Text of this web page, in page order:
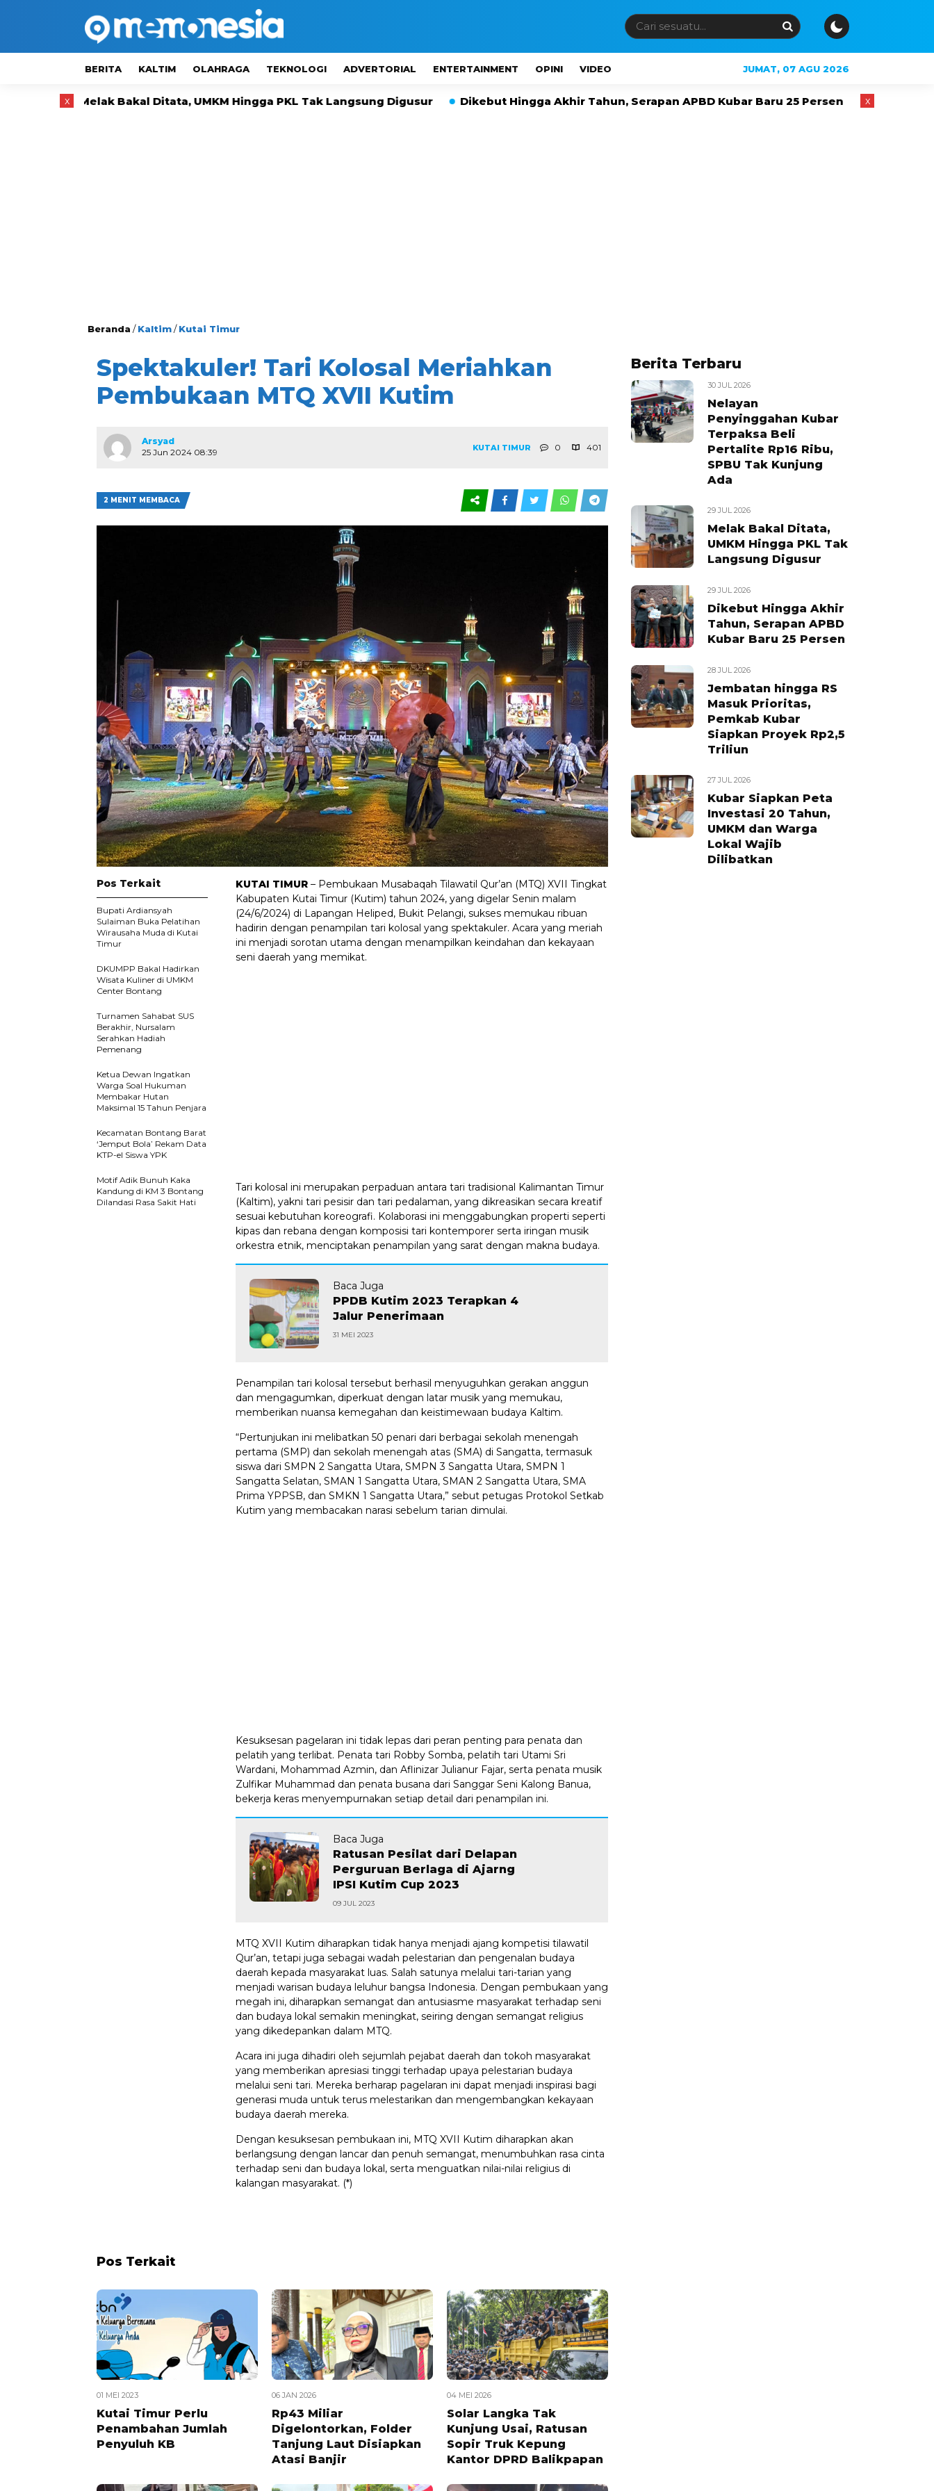
BERITA KALTIM OLAHRAGA TEKNOLOGI ADVERTORIAL ENTERTAINMENT OPINI VIDEO JUMAT, 07 AGU 2026
Bakal Ditata, UMKM Hingga PKL Tak Langsung Digusur Dikebut Hingga Akhir Tahun, Serapan APBD Kubar Baru 25 Persen Jembatan hingga RS
Beranda /Kaltim/Kutai Timur
Spektakuler! Tari Kolosal Meriahkan
Pembukaan MTQ XVII Kutim
Arsyad
25 Jun 2024 08:39
KUTAI TIMUR 0 401
2 MENIT MEMBACA
KUTAI TIMUR – Pembukaan Musabaqah Tilawatil Qur’an (MTQ) XVII Tingkat
Kabupaten Kutai Timur (Kutim) tahun 2024, yang digelar Senin malam
(24/6/2024) di Lapangan Heliped, Bukit Pelangi, sukses memukau ribuan
hadirin dengan penampilan tari kolosal yang spektakuler. Acara yang meriah
ini menjadi sorotan utama dengan menampilkan keindahan dan kekayaan
seni daerah yang memikat.
Tari kolosal ini merupakan perpaduan antara tari tradisional Kalimantan Timur
(Kaltim), yakni tari pesisir dan tari pedalaman, yang dikreasikan secara kreatif
sesuai kebutuhan koreografi. Kolaborasi ini menggabungkan properti seperti
kipas dan rebana dengan komposisi tari kontemporer serta iringan musik
orkestra etnik, menciptakan penampilan yang sarat dengan makna budaya.
Baca Juga
PPDB Kutim 2023 Terapkan 4
Jalur Penerimaan
31 MEI 2023
Penampilan tari kolosal tersebut berhasil menyuguhkan gerakan anggun
dan mengagumkan, diperkuat dengan latar musik yang memukau,
memberikan nuansa kemegahan dan keistimewaan budaya Kaltim.
“Pertunjukan ini melibatkan 50 penari dari berbagai sekolah menengah
pertama (SMP) dan sekolah menengah atas (SMA) di Sangatta, termasuk
siswa dari SMPN 2 Sangatta Utara, SMPN 3 Sangatta Utara, SMPN 1
Sangatta Selatan, SMAN 1 Sangatta Utara, SMAN 2 Sangatta Utara, SMA
Prima YPPSB, dan SMKN 1 Sangatta Utara,” sebut petugas Protokol Setkab
Kutim yang membacakan narasi sebelum tarian dimulai.
Kesuksesan pagelaran ini tidak lepas dari peran penting para penata dan
pelatih yang terlibat. Penata tari Robby Somba, pelatih tari Utami Sri
Wardani, Mohammad Azmin, dan Aflinizar Julianur Fajar, serta penata musik
Zulfikar Muhammad dan penata busana dari Sanggar Seni Kalong Banua,
bekerja keras menyempurnakan setiap detail dari penampilan ini.
Baca Juga
Ratusan Pesilat dari Delapan
Perguruan Berlaga di Ajarng
IPSI Kutim Cup 2023
09 JUL 2023
MTQ XVII Kutim diharapkan tidak hanya menjadi ajang kompetisi tilawatil
Qur’an, tetapi juga sebagai wadah pelestarian dan pengenalan budaya
daerah kepada masyarakat luas. Salah satunya melalui tari-tarian yang
menjadi warisan budaya leluhur bangsa Indonesia. Dengan pembukaan yang
megah ini, diharapkan semangat dan antusiasme masyarakat terhadap seni
dan budaya lokal semakin meningkat, seiring dengan semangat religius
yang dikedepankan dalam MTQ.
Acara ini juga dihadiri oleh sejumlah pejabat daerah dan tokoh masyarakat
yang memberikan apresiasi tinggi terhadap upaya pelestarian budaya
melalui seni tari. Mereka berharap pagelaran ini dapat menjadi inspirasi bagi
generasi muda untuk terus melestarikan dan mengembangkan kekayaan
budaya daerah mereka.
Dengan kesuksesan pembukaan ini, MTQ XVII Kutim diharapkan akan
berlangsung dengan lancar dan penuh semangat, menumbuhkan rasa cinta
terhadap seni dan budaya lokal, serta menguatkan nilai-nilai religius di
kalangan masyarakat. (*)
Pos Terkait
Bupati Ardiansyah
Sulaiman Buka Pelatihan
Wirausaha Muda di Kutai
Timur
DKUMPP Bakal Hadirkan
Wisata Kuliner di UMKM
Center Bontang
Turnamen Sahabat SUS
Berakhir, Nursalam
Serahkan Hadiah
Pemenang
Ketua Dewan Ingatkan
Warga Soal Hukuman
Membakar Hutan
Maksimal 15 Tahun Penjara
Kecamatan Bontang Barat
‘Jemput Bola’ Rekam Data
KTP-el Siswa YPK
Motif Adik Bunuh Kaka
Kandung di KM 3 Bontang
Dilandasi Rasa Sakit Hati
Pos Terkait
01 MEI 2023
Kutai Timur Perlu
Penambahan Jumlah
Penyuluh KB
06 JAN 2026
Rp43 Miliar
Digelontorkan, Folder
Tanjung Laut Disiapkan
Atasi Banjir
04 MEI 2026
Solar Langka Tak
Kunjung Usai, Ratusan
Sopir Truk Kepung
Kantor DPRD Balikpapan
Berita Terbaru
30 JUL 2026
Nelayan
Penyinggahan Kubar
Terpaksa Beli
Pertalite Rp16 Ribu,
SPBU Tak Kunjung
Ada
29 JUL 2026
Melak Bakal Ditata,
UMKM Hingga PKL Tak
Langsung Digusur
29 JUL 2026
Dikebut Hingga Akhir
Tahun, Serapan APBD
Kubar Baru 25 Persen
28 JUL 2026
Jembatan hingga RS
Masuk Prioritas,
Pemkab Kubar
Siapkan Proyek Rp2,5
Triliun
27 JUL 2026
Kubar Siapkan Peta
Investasi 20 Tahun,
UMKM dan Warga
Lokal Wajib
Dilibatkan
x x